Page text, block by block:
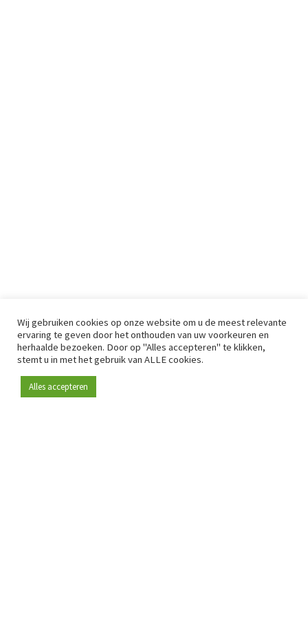
Wij gebruiken cookies op onze website om u de meest relevante
ervaring te geven door het onthouden van uw voorkeuren en
herhaalde bezoeken. Door op "Alles accepteren" te klikken,
stemt u in met het gebruik van ALLE cookies.
Alles accepteren